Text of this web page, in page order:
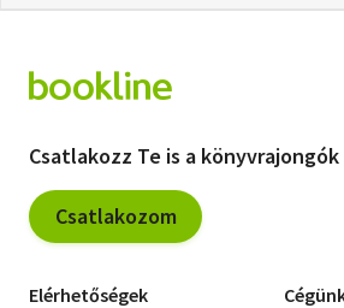
Csatlakozz Te is a
Csatlakozom
Elérhetőségek